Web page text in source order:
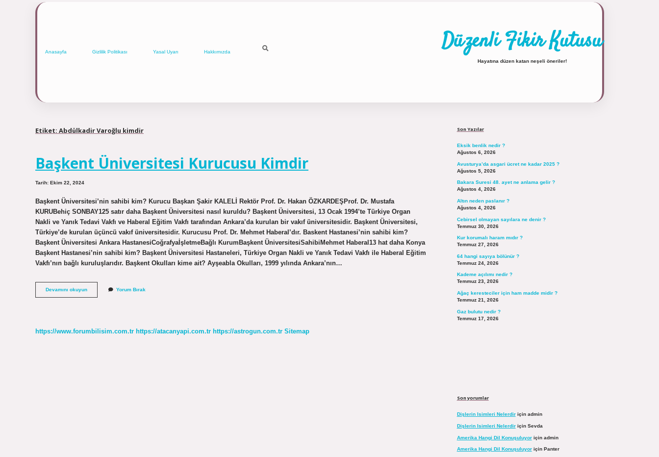
Anasayfa Gizlilik Politikası Yasal Uyarı Hakkımızda Düzenli Fikir Kutusu
Hayatına düzen katan neşeli öneriler!
Etiket: Abdülkadir Varoğlu kimdir
Başkent Üniversitesi Kurucusu Kimdir
Tarih: Ekim 22, 2024
Başkent Üniversitesi’nin sahibi kim? Kurucu Başkan Şakir KALELİ Rektör Prof. Dr. Hakan ÖZKARDEŞProf. Dr. Mustafa
KURUBehiç SONBAY125 satır daha Başkent Üniversitesi nasıl kuruldu? Başkent Üniversitesi, 13 Ocak 1994’te Türkiye Organ
Nakli ve Yanık Tedavi Vakfı ve Haberal Eğitim Vakfı tarafından Ankara’da kurulan bir vakıf üniversitesidir. Başkent Üniversitesi,
Türkiye’de kurulan üçüncü vakıf üniversitesidir. Kurucusu Prof. Dr. Mehmet Haberal’dır. Baskent Hastanesi’nin sahibi kim?
Başkent Üniversitesi Ankara HastanesiCoğrafyaİşletmeBağlı KurumBaşkent ÜniversitesiSahibiMehmet Haberal13 hat daha Konya
Başkent Hastanesi’nin sahibi kim? Başkent Üniversitesi Hastaneleri, Türkiye Organ Nakli ve Yanık Tedavi Vakfı ile Haberal Eğitim
Vakfı’nın bağlı kuruluşlarıdır. Başkent Okulları kime ait? Ayşeabla Okulları, 1999 yılında Ankara’nın…
Devamını okuyunBaşkent
Üniversitesi
Yorum Bırak
https://www.forumbilisim.com.tr https://atacanyapi.com.tr https://astrogun.com.tr Sitemap
Son Yazılar
Eksik benlik nedir ?
Ağustos 6, 2026
Avusturya’da asgari ücret ne kadar 2025 ?
Ağustos 5, 2026
Bakara Suresi 48. ayet ne anlama gelir ?
Ağustos 4, 2026
Altın neden paslanır ?
Ağustos 4, 2026
Cebirsel olmayan sayılara ne denir ?
Temmuz 30, 2026
Kur korumalı haram mıdır ?
Temmuz 27, 2026
64 hangi sayıya bölünür ?
Temmuz 24, 2026
Kademe açılımı nedir ?
Temmuz 23, 2026
Ağaç keresteciler için ham madde midir ?
Temmuz 21, 2026
Gaz bulutu nedir ?
Temmuz 17, 2026
Son yorumlar
Dişlerin Isimleri Nelerdiriçin admin
Dişlerin Isimleri Nelerdiriçin Sevda
Amerika Hangi Dil Konuşuluyoriçin admin
Amerika Hangi Dil Konuşuluyoriçin Panter